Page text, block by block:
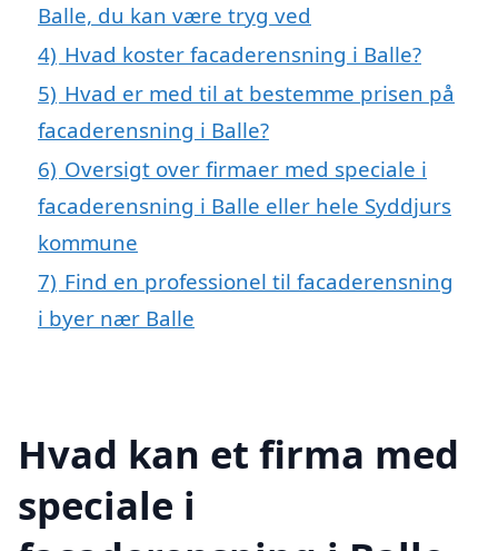
Balle, du kan være tryg ved
4) Hvad koster facaderensning i Balle?
5) Hvad er med til at bestemme prisen på
facaderensning i Balle?
6) Oversigt over firmaer med speciale i
facaderensning i Balle eller hele Syddjurs
kommune
7) Find en professionel til facaderensning
i byer nær Balle
Hvad kan et firma med
speciale i